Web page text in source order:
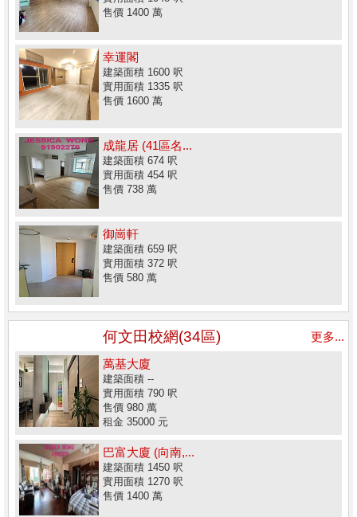
售價 1400 萬
幸運閣
建築面積 1600 呎
實用面積 1335 呎
售價 1600 萬
成龍居 (41區名...
建築面積 674 呎
實用面積 454 呎
售價 738 萬
御崗軒
建築面積 659 呎
實用面積 372 呎
售價 580 萬
何文田校網(34區)
更多...
萬基大廈
建築面積 --
實用面積 790 呎
售價 980 萬
租金 35000 元
巴富大廈 (向南,...
建築面積 1450 呎
實用面積 1270 呎
售價 1400 萬